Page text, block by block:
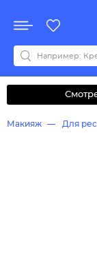
Все бренды
0-9ABCDEFGHIJK
Макияж Для